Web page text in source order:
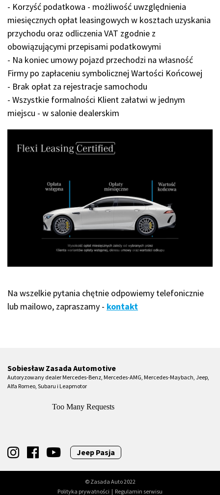
- Korzyść podatkowa - możliwość uwzględnienia
miesięcznych opłat leasingowych w kosztach uzyskania
przychodu oraz odliczenia VAT zgodnie z
obowiązującymi przepisami podatkowymi
- Na koniec umowy pojazd przechodzi na własność
Firmy po zapłaceniu symbolicznej Wartości Końcowej
- Brak opłat za rejestracje samochodu
- Wszystkie formalności Klient załatwi w jednym
miejscu - w salonie dealerskim
Na wszelkie pytania chętnie odpowiemy telefonicznie
lub mailowo, zapraszamy - kontakt
Sobiesław Zasada Automotive
Autoryzowany dealer Mercedes-Benz, Mercedes-AMG, Mercedes-Maybach, Jeep,
Alfa Romeo, Subaru i Leapmotor
Jeep Pasja
© Zasada Auto 2022
Polityka prywatności | Regulamin serwisu